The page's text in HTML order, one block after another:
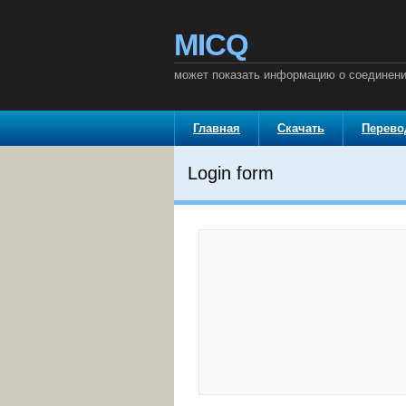
MICQ
может показать информацию о
Главная Скачать
Login form